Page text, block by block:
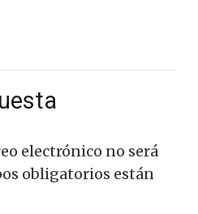
electrónico no será
obligatorios están